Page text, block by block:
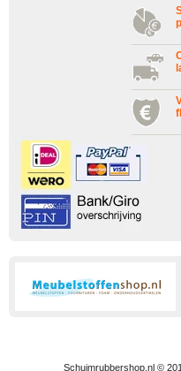
Schuimrubbershop.nl ©